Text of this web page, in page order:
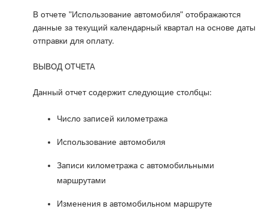
В отчете "Использование автомобиля" отображаются
данные за текущий календарный квартал на основе даты
отправки для оплату.
ВЫВОД ОТЧЕТА
Данный отчет содержит следующие столбцы:
Число записей километража
Использование автомобиля
Записи километража с автомобильными
маршрутами
Изменения в автомобильном маршруте